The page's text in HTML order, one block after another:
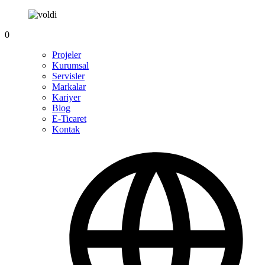
0
Projeler
Kurumsal
Servisler
Markalar
Kariyer
Blog
E-Ticaret
Kontak